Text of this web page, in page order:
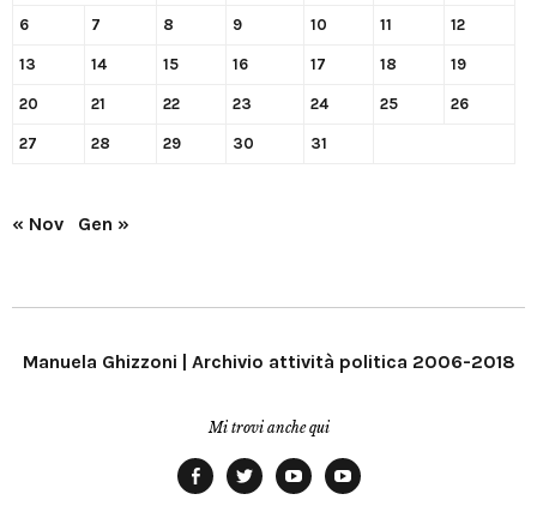
6 7 8 9 10 11 12
13 14 15 16 17 18 19
20 21 22 23 24 25 26
27 28 29 30 31
« Nov Gen »
Manuela Ghizzoni | Archivio attività politica 2006-2018
Mi trovi anche qui